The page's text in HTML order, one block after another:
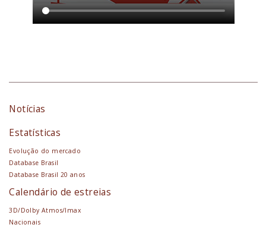
Notícias
Estatísticas
Evolução do mercado
Database Brasil
Database Brasil 20 anos
Calendário de estreias
3D/Dolby Atmos/Imax
Nacionais